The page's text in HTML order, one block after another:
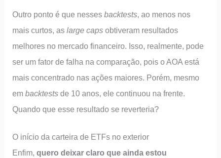
Outro ponto é que nessesbacktests, ao menos nos
mais curtos, aslarge caps obtiveram resultados
melhores no mercado financeiro. Isso, realmente, pode
ser um fator de falha na comparação, pois o AOA está
mais concentrado nas ações maiores. Porém, mesmo
embacktests de 10 anos, ele continuou na frente.
Quando que esse resultado se reverteria?
O início da carteira de ETFs no exterior
Enfim,quero deixar claro que ainda estou